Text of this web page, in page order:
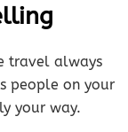
travel always
people on your
your way.